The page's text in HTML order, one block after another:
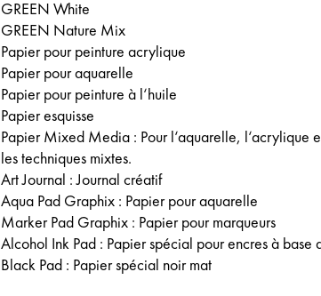
GREEN White
GREEN Nature Mix
Papier pour peinture acrylique
Papier pour aquarelle
Papier pour peinture à l‘huile
Papier esquisse
Papier Mixed Media : Pour l‘aquarelle, l‘acrylique
les techniques mixtes.
Art Journal : Journal créatif
Aqua Pad Graphix : Papier pour aquarelle
Marker Pad Graphix : Papier pour marqueurs
Alcohol Ink Pad : Papier spécial pour encres à base
Black Pad : Papier spécial noir mat